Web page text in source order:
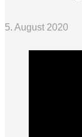
5. August 2020